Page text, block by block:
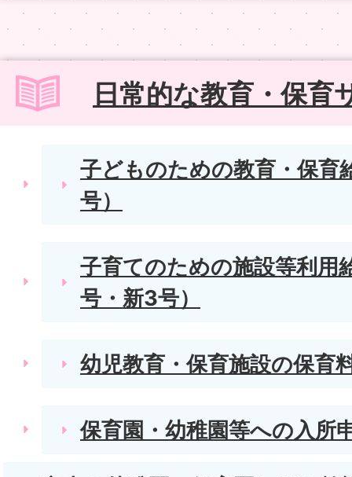
日常的な教育・保育
子どものための教育・保育
号）
子育てのための施設等利用
号・新3号）
幼児教育・保育施設の保育
保育園・幼稚園等への入所